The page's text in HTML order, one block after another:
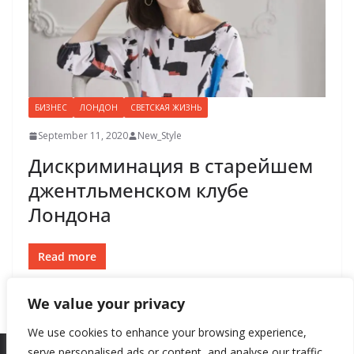
We value your privacy
We use cookies to enhance your browsing experience,
БИЗНЕС ЛОНДОН СВЕТСКАЯ ЖИЗНЬ
September 11, 2020 New_Style
Дискриминация в старейшем
джентльменском клубе
Лондона
Read more